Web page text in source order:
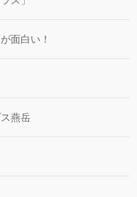
面白い！
燕岳